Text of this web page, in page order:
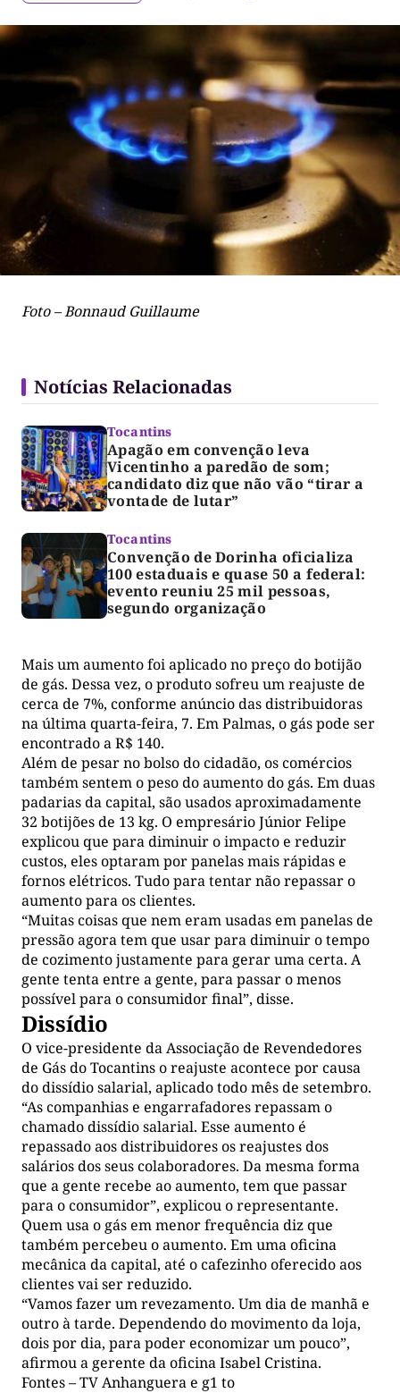
Foto – Bonnaud Guillaume
Notícias Relacionadas
Tocantins
Apagão em convenção leva
Vicentinho a paredão de som;
candidato diz que não vão “tirar a
vontade de lutar”
Tocantins
Convenção de Dorinha oficializa
100 estaduais e quase 50 a federal:
evento reuniu 25 mil pessoas,
segundo organização
Mais um aumento foi aplicado no preço do botijão
de gás. Dessa vez, o produto sofreu um reajuste de
cerca de 7%, conforme anúncio das distribuidoras
na última quarta-feira, 7. EmPalmas, o gás pode ser
encontrado a R$ 140.
Além de pesar no bolso do cidadão, os comércios
também sentem o peso do aumento do gás. Em duas
padarias da capital, são usados aproximadamente
32 botijões de 13 kg. O empresário Júnior Felipe
explicou que para diminuir o impacto e reduzir
custos, eles optaram por panelas mais rápidas e
fornos elétricos. Tudo para tentar não repassar o
aumento para os clientes.
“Muitas coisas que nem eram usadas em panelas de
pressão agora tem que usar para diminuir o tempo
de cozimento justamente para gerar uma certa. A
gente tenta entre a gente, para passar o menos
possível para o consumidor final”, disse.
Dissídio
O vice-presidente da Associação de Revendedores
de Gás do Tocantins o reajuste acontece por causa
do dissídio salarial, aplicado todo mês de setembro.
“As companhias e engarrafadores repassam o
chamado dissídio salarial. Esse aumento é
repassado aos distribuidores os reajustes dos
salários dos seus colaboradores. Da mesma forma
que a gente recebe ao aumento, tem que passar
para o consumidor”, explicou o representante.
Quem usa o gás em menor frequência diz que
também percebeu o aumento. Em uma oficina
mecânica da capital, até o cafezinho oferecido aos
clientes vai ser reduzido.
“Vamos fazer um revezamento. Um dia de manhã e
outro à tarde. Dependendo do movimento da loja,
dois por dia, para poder economizar um pouco”,
afirmou a gerente da oficina Isabel Cristina.
Fontes – TV Anhanguera e g1 to